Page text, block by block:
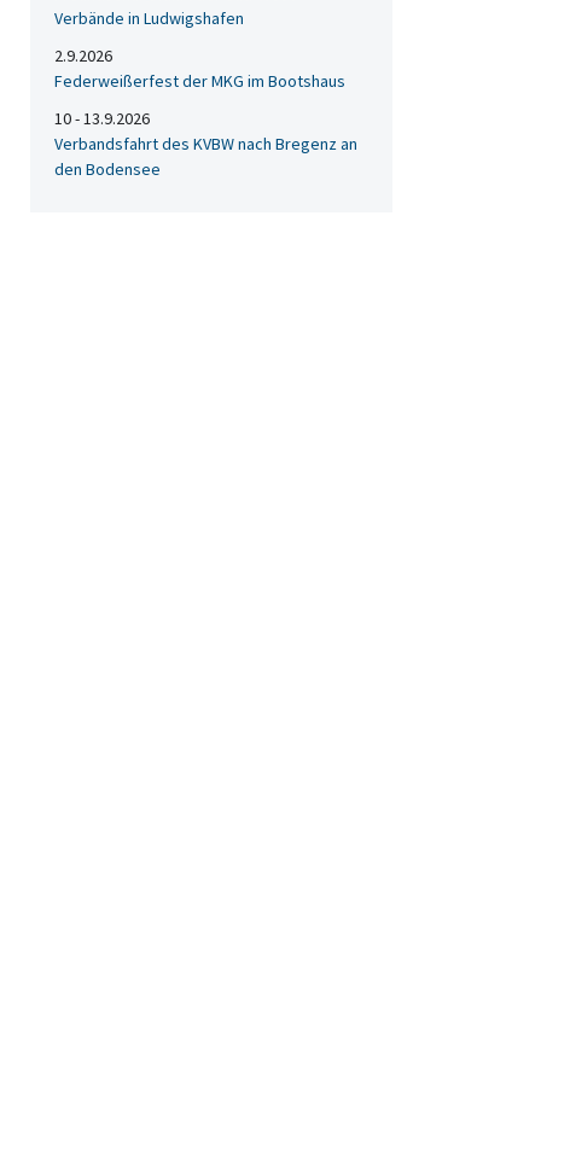
Verbände in Ludwigshafen
2.9.2026
Federweißerfest der MKG im Bootshaus
10 - 13.9.2026
Verbandsfahrt des KVBW nach Bregenz an
den Bodensee